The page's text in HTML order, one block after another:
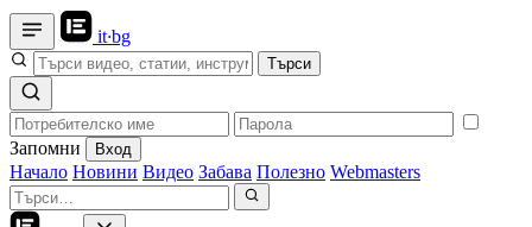
it·bg
Търси
Запомни Вход
Начало Новини Видео Забава Полезно Webmasters